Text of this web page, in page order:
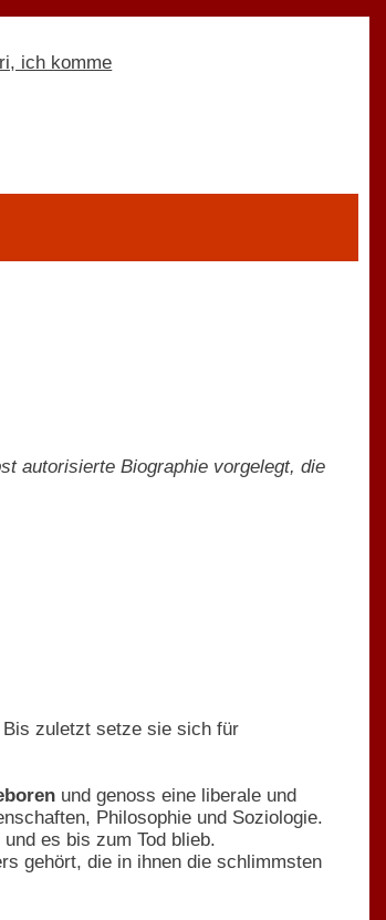
autorisierte Biographie vorgelegt, die
Bis zuletzt setze sie sich für
und genoss eine liberale und
Philosophie und Soziologie.
es bis zum Tod blieb.
gehört, die in ihnen die schlimmsten